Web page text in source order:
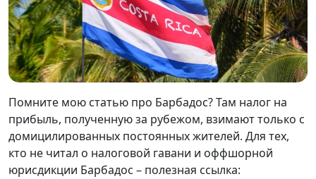
Помните мою статью про Барбадос? Там налог на
прибыль, полученную за рубежом, взимают только с
домицилированных постоянных жителей. Для тех,
кто не читал о налоговой гавани и оффшорной
юрисдикции Барбадос – полезная ссылка: